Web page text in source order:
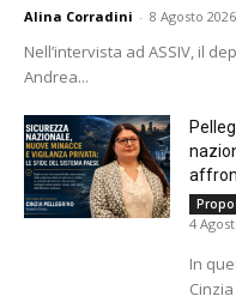
Alina Corradini - 8 Agosto 2026
Nell’intervista ad ASSIV, il
Andrea...
4
In